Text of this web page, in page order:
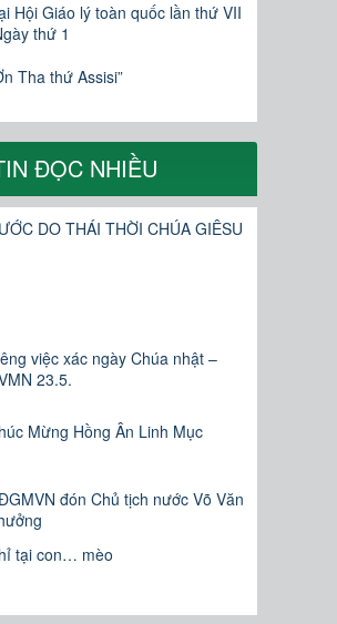
Hội Giáo lý toàn quốc lần thứ VII
thứ 1
Tha thứ Assisi”
ĐỌC NHIỀU
DO THÁI THỜI CHÚA GIÊSU
việc xác ngày Chúa nhật –
23.5.
Mừng Hồng Ân Linh Mục
đón Chủ tịch nước Võ Văn
tại con… mèo